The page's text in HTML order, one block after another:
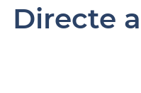
Directe